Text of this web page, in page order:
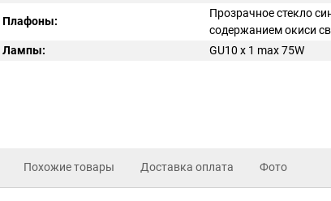
Плафоны:
Прозрачное стекло
содержанием окиси
Лампы:
GU10 x 1 max 75W
Похожие товары Доставка оплата Фото